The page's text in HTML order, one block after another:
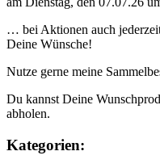
… bei Aktionen auch
Deine Wünsche!
Nutze gerne meine
Du kannst Deine
abholen.
Kategorien: